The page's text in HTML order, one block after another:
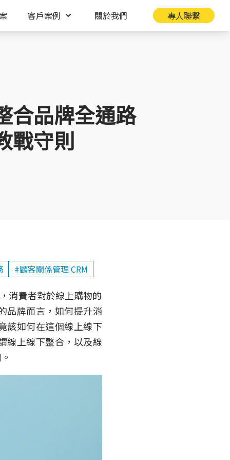
客戶案例 關於我們 專人聯繫
合品牌全通路
戰守則
#顧客關係管理 CRM
消費者對於線上購物的
品牌而言，如何提升消
該如何在這個線上線下
線上線下整合，以及線